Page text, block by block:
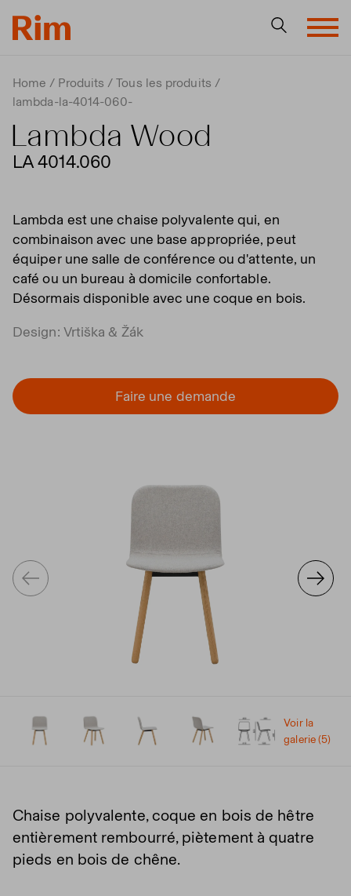
Home Produits
Tous les produits
lambda-la-4014-060-
Lambda Wood
LA 4014.060
Lambda est une chaise polyvalente qui, en
combinaison avec une base appropriée, peut
équiper une salle de conférence ou d'attente, un
café ou un bureau à domicile confortable.
Désormais disponible avec une coque en bois.
Design: Vrtiška & Žák
Faire une demande
Voir la
galerie (5)
Chaise polyvalente, coque en bois de hêtre
entièrement rembourré, piètement à quatre
pieds en bois de chêne.